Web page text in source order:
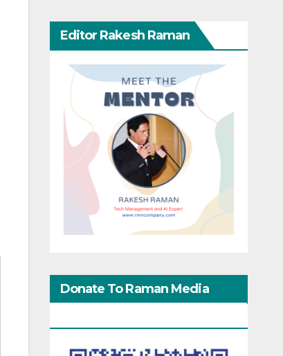
Editor Rakesh Raman
Donate To Raman Media